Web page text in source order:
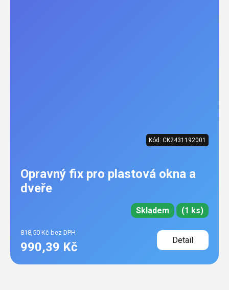
Kód: CK2431192001
Opravný fix pro plastová okna a
dveře
Skladem (1 ks)
818,50 Kč bez DPH
990,39 Kč Detail